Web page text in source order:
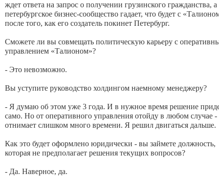
ждет ответа на запрос о получении грузинского гражданства, а
петербургское бизнес-сообщество гадает, что будет с
после того, как его создатель покинет Петербург.
Сможете ли вы совмещать политическую карьеру с
управлением «Талионом»?
- Это невозможно.
Вы уступите руководство холдингом наемному менеджеру?
- Я думаю об этом уже 3 года. И в нужное время решение
само. Но от оперативного управления отойду в любом случае -
отнимает слишком много времени. Я решил двигаться дальше.
Как это будет оформлено юридически - вы займете должность,
которая не предполагает решения текущих вопросов?
- Да. Наверное, да.